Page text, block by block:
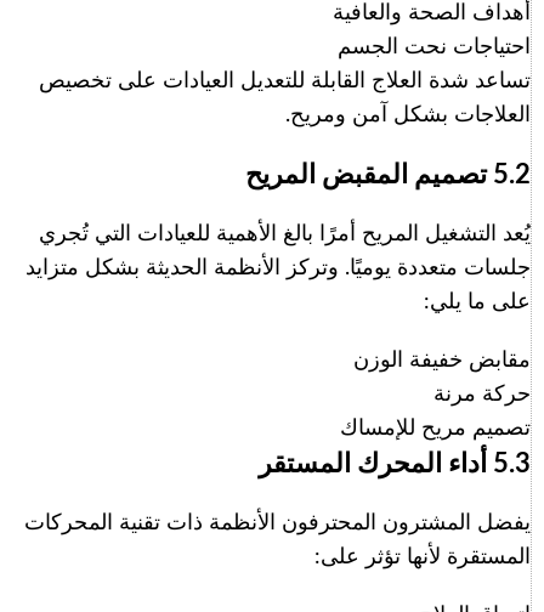
أهداف الصحة والعافية
احتياجات نحت الجسم
تساعد شدة العلاج القابلة للتعديل العيادات على تخصيص
العلاجات بشكل آمن ومريح.
5.2 تصميم المقبض المريح
يُعد التشغيل المريح أمرًا بالغ الأهمية للعيادات التي تُجري
جلسات متعددة يوميًا. وتركز الأنظمة الحديثة بشكل متزايد
على ما يلي:
مقابض خفيفة الوزن
حركة مرنة
تصميم مريح للإمساك
5.3 أداء المحرك المستقر
يفضل المشترون المحترفون الأنظمة ذات تقنية المحركات
المستقرة لأنها تؤثر على: